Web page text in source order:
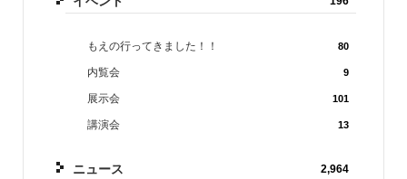
もえの行ってきました！！ 80
内覧会 9
展示会 101
講演会 13
ニュース 2,964